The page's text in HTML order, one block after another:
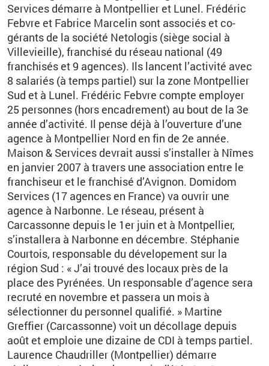
Services démarre à Montpellier et Lunel. Frédéric
Febvre et Fabrice Marcelin sont associés et co-
gérants de la société Netologis (siège social à
Villevieille), franchisé du réseau national (49
franchisés et 9 agences). Ils lancent l’activité avec
8 salariés (à temps partiel) sur la zone Montpellier
Sud et à Lunel. Frédéric Febvre compte employer
25 personnes (hors encadrement) au bout de la 3e
année d’activité. Il pense déjà à l’ouverture d’une
agence à Montpellier Nord en fin de 2e année.
Maison & Services devrait aussi s’installer à Nîmes
en janvier 2007 à travers une association entre le
franchiseur et le franchisé d’Avignon. Domidom
Services (17 agences en France) va ouvrir une
agence à Narbonne. Le réseau, présent à
Carcassonne depuis le 1er juin et à Montpellier,
s’installera à Narbonne en décembre. Stéphanie
Courtois, responsable du dévelopement sur la
région Sud : « J’ai trouvé des locaux près de la
place des Pyrénées. Un responsable d’agence sera
recruté en novembre et passera un mois à
sélectionner du personnel qualifié. » Martine
Greffier (Carcassonne) voit un décollage depuis
août et emploie une dizaine de CDI à temps partiel.
Laurence Chaudriller (Montpellier) démarre